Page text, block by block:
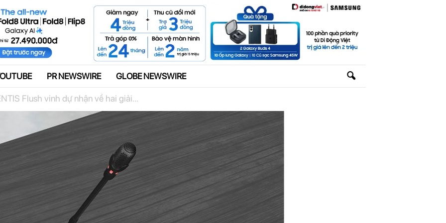
Quảng cáo
PR NEWSWIRE GLOBE NEWSWIRE
Flush vinh dự nhận về hai giải...